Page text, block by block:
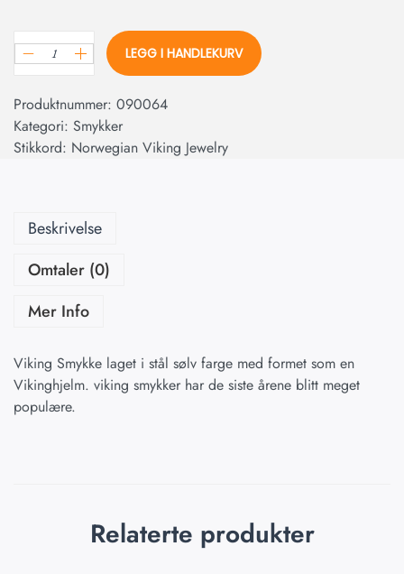
LEGG I HANDLEKURV
Produktnummer: 090064
Kategori: Smykker
Stikkord: Norwegian Viking Jewelry
Beskrivelse
Omtaler (0)
Mer Info
Viking Smykke laget i stål sølv farge med formet som en
Vikinghjelm. viking smykker har de siste årene blitt meget
populære.
Relaterte produkter